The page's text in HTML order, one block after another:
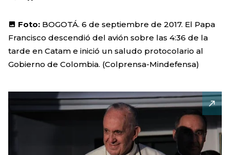
Foto: BOGOTÁ. 6 de septiembre de 2017. El Papa
Francisco descendió del avión sobre las 4:36 de la
tarde en Catam e inició un saludo protocolario al
Gobierno de Colombia. (Colprensa-Mindefensa)